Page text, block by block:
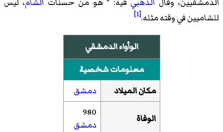
للشاميين في وقته مثله.[1]
الوأواء الدمشقي
معلومات شخصية
مكان الميلاد
دمشق
الوفاة
980
دمشق